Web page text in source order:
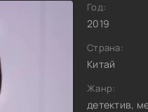
Год:
2019
Страна:
Китай
Жанр:
детектив,